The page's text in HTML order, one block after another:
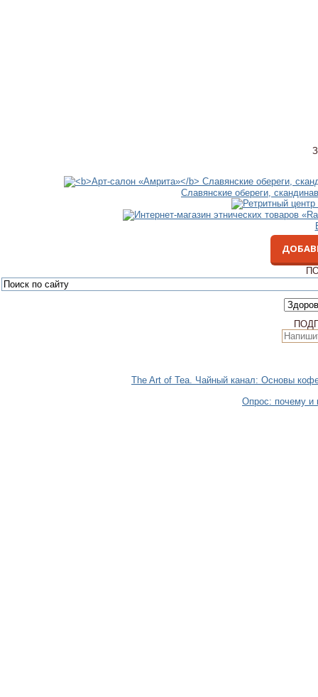
Славянские обереги,
The Art of Tea. Чайный канал: Основы
Опрос: почему и